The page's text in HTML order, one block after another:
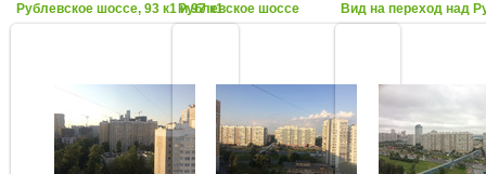
Рублевское шоссе, 93 к1 и 97 к1
11 Октября 2017
Август 2017
admin
Рублевское шоссе
11 Октября 2017
Август 2017
admin
11 Октября
Август 2017
admin